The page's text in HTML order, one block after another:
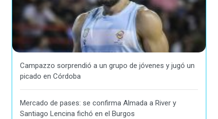
Campazzo sorprendió a un grupo de jóvenes y jugó un
picado en Córdoba
Mercado de pases: se confirma Almada a River y
Santiago Lencina fichó en el Burgos